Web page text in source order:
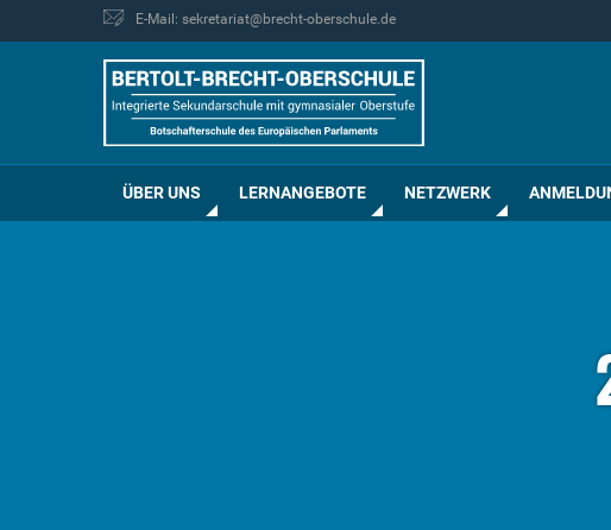
E-Mail: sekretariat@brecht-oberschule.de
ÜBER UNS LERNANGEBOTE NETZWERK